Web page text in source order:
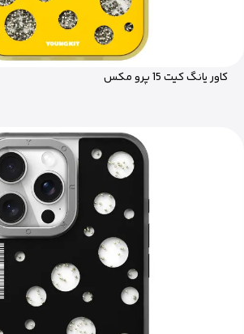
کاور یانگ کیت 15 پرو مکس